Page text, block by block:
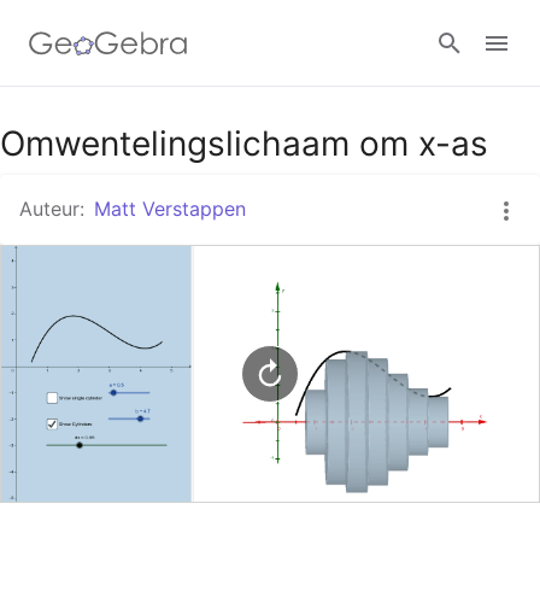
Google Classroom
GeoGebra Klaslokaal
Aanmelden
Omwentelingslichaam om x-as
Auteur: Matt Verstappen